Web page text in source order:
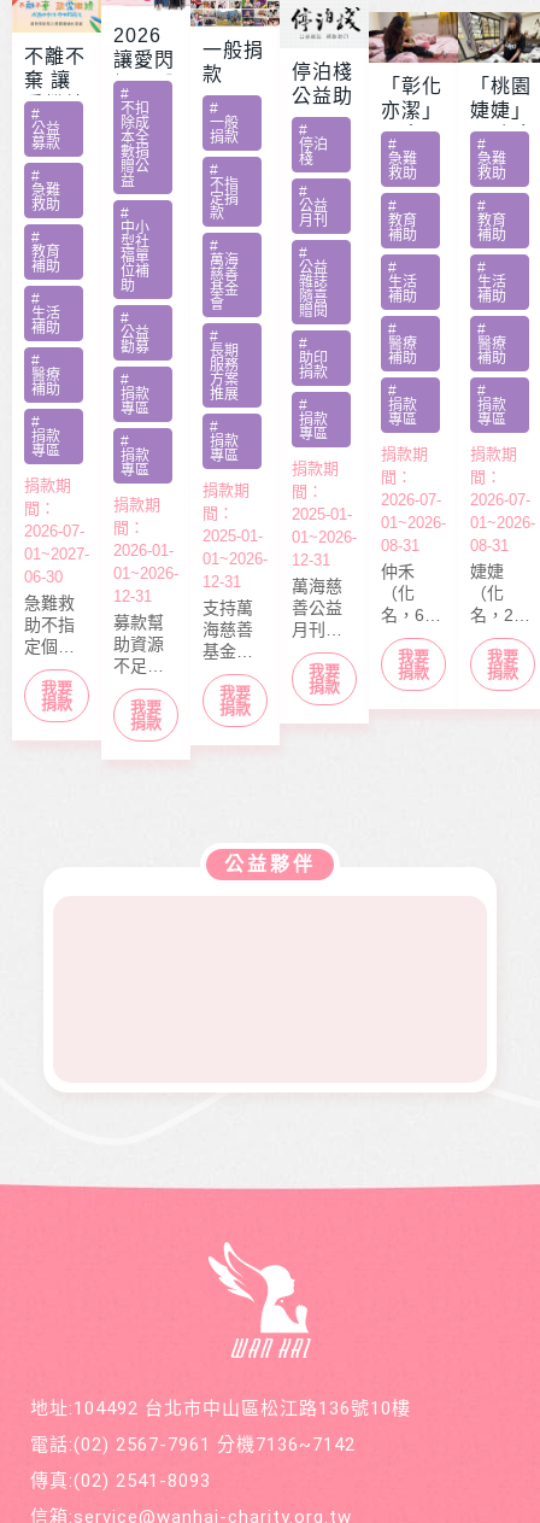
不離不
棄 讓
愛繼續
– 急難
家庭扶
助專案
#
公益
募款
#
急難
救助
#
教育
補助
#
生活
補助
#
醫療
補助
#
捐款
專區
捐款期
間：
2026-07-
01~2027-
06-30
急難救
助不指
定個案
捐款，
募款所
得幫助
我要
捐款
2026
讓愛閃
耀 – 公
益服務
方案補
助專案
勸募活
動指定
捐款
#
不扣
除成
本全
數捐
贈公
益
#
中小
型社
福單
位補
助
#
公益
勸募
#
捐款
專區
#
捐款
專區
捐款期
間：
2026-01-
01~2026-
12-31
募款幫
助資源
不足的
中小型
社福單
位，協
我要
捐款
一般捐
款
#
一般
捐款
#
不指
定捐
款
#
萬海
慈善
基金
會
#
長期
服務
方案
推展
#
捐款
專區
捐款期
間：
2025-01-
01~2026-
12-31
支持萬
海慈善
基金會
長期性
服務方
案推
務工
作，如
我要
捐款
停泊棧
公益助
印
#
停泊
棧
#
公益
月刊
#
公益
雜誌
隨喜
贈閱
#
助印
捐款
#
捐款
專區
捐款期
間：
2025-01-
01~2026-
12-31
萬海慈
善公益
月刊
「停泊
棧」於
每月10
靈、健
康、人
年12期
萬海航
運慈善
基金會
在公益
同打造
的美麗
我要
捐款
「彰化
亦潔」
男童骨
肉癌截
肢化療
受暴單
親媽照
顧陷困
#
急難
救助
#
教育
補助
#
生活
補助
#
醫療
補助
#
捐款
專區
捐款期
間：
2026-07-
01~2026-
08-31
仲禾
（化
名，6
歲），
本該快
快樂樂
短幾個
我要
捐款
「桃園
婕婕」
20歲女
罹肺部
罕病
父兼多
份工愁
醫費
#
急難
救助
#
教育
補助
#
生活
補助
#
醫療
補助
#
捐款
專區
捐款期
間：
2026-07-
01~2026-
08-31
婕婕
（化
名，20
歲）今
年6月底
剛從商
開朗，
我要
捐款
公益夥伴
地址:104492 台北市中山區松江路136號10樓
電話:(02) 2567-7961 分機7136~7142
傳真:(02) 2541-8093
信箱:service@wanhai-charity.org.tw